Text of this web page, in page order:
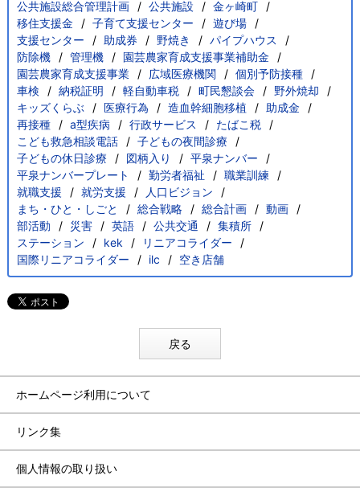
公共施設総合管理計画
公共施設
金ヶ崎町
移住支援金
子育て支援センター
遊び場
支援センター
助成券 野焼き
パイプハウス
防除機
管理機
園芸農家育成支援事業補助金
園芸農家育成支援事業
広域医療機関
個別予防接種
車検
納税証明 軽自動車税 町民懇談会
野外焼却
キッズくらぶ
医療行為 造血幹細胞移植
助成金
再接種
a型疾病 行政サービス
たばこ税
こども救急相談電話
子どもの夜間診療
子どもの休日診療
図柄入り
平泉ナンバー
平泉ナンバープレート
勤労者福祉
職業訓練
就職支援
就労支援
人口ビジョン
まち・ひと・しごと
総合戦略 総合計画
動画
部活動
災害 英語 公共交通
集積所
ステーション
kek
リニアコライダー
国際リニアコライダー
ilc 空き店舗
戻る
ホームページ利用について
リンク集
個人情報の取り扱い